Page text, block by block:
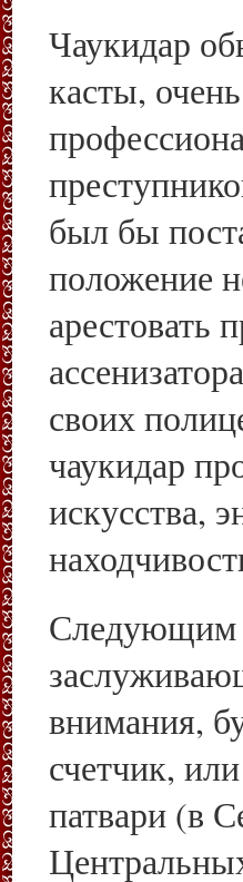
Чаукидар
касты,
был бы
положение
арестовать
своих
чаукидар
искусства,
Следующим
внимания,
счетчик,
патвари (в